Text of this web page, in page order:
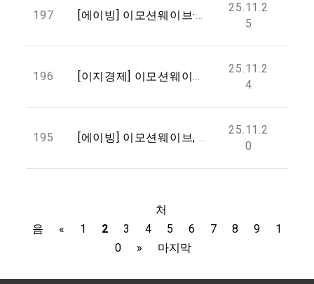
197 [에이빙] 이모션웨이브·MUTA PTE, UAE서 Web3·AI·메타버스 글로벌 협력 MOU 체결... “1500만 달러 규모 공동 프로젝트 추진”
25.11.2
5
196 [이지경제] 이모션웨이브, 피에이치이엔엠과 두바이서 글로벌 AI 미디어 협력 ‘맞손’
25.11.2
4
195 [에이빙] 이모션웨이브, AI 에이전틱 솔루션 기반 'SERO AI'·'MUVIS' 공개... “미디어 엔터테인먼트 생산성 혁신 가속화”
25.11.2
0
처
음
« 1 2 3 4 5 6 7 8 9
1
0
» 마지막